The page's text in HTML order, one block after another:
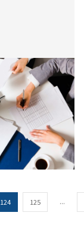
124 125 ...